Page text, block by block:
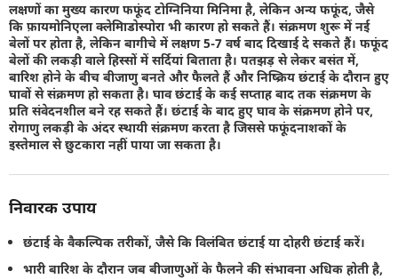
लक्षणों का मुख्य कारण फफूंद टोग्निनिया मिनिमा है, लेकिन अन्य फफूंद, जैसे
कि फ़ायमोनिएला क्लेमािडोस्पोरा भी कारण हो सकते हैं। संक्रमण शुरू में नई
बेलों पर होता है, लेकिन बागीचे में लक्षण 5-7 वर्ष बाद दिखाई दे सकते हैं। फफूंद
बेलों की लकड़ी वाले हिस्सों में सर्दियां बिताता है। पतझड़ से लेकर बसंत में,
बारिश होने के बीच बीजाणु बनते और फैलते हैं और निष्क्रिय छंटाई के दौरान हुए
घावों से संक्रमण हो सकता है। घाव छंटाई के कई सप्ताह बाद तक संक्रमण के
प्रति संवेदनशील बने रह सकते हैं। छंटाई के बाद हुए घाव के संक्रमण होने पर,
रोगाणु लकड़ी के अंदर स्थायी संक्रमण करता है जिससे फफूंदनाशकों के
इस्तेमाल से छुटकारा नहीं पाया जा सकता है।
निवारक उपाय
छंटाई के वैकल्पिक तरीकों, जैसे कि विलंबित छंटाई या दोहरी छंटाई करें।
भारी बारिश के दौरान जब बीजाणुओं के फैलने की संभावना अधिक होती है,